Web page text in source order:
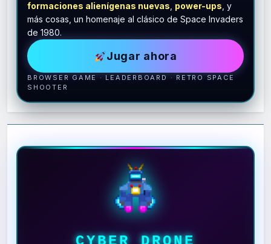
formaciones alienígenas nuevas power-ups , y
más cosas, un homenaje al clásico de Space Invaders
de 1980.
Jugar ahora
BROWSER GAME · LEADERBOARD · RETRO SPACE
SHOOTER